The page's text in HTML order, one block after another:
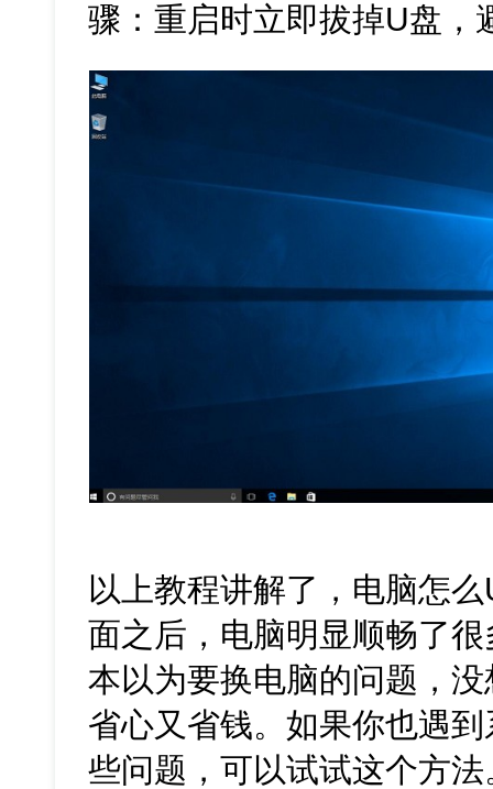
骤：重启时立即拔掉U盘，
以上教程讲解了，电脑怎
面之后，电脑明显顺畅了
本以为要换电脑的问题，
省心又省钱。如果你也遇
些问题，可以试试这个方法